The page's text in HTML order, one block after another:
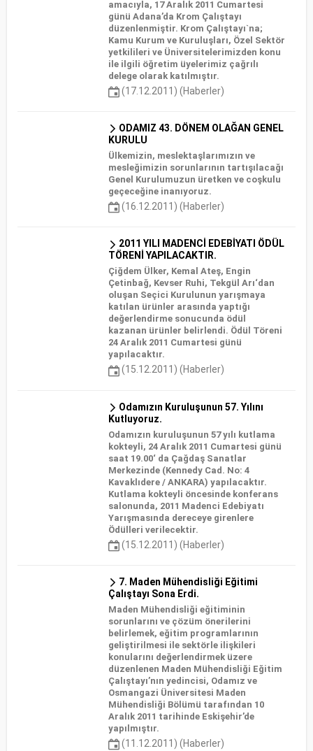
amacıyla, 17 Aralık 2011 Cumartesi
günü Adana’da Krom Çalıştayı
düzenlenmiştir. Krom Çalıştayı`na;
Kamu Kurum ve Kuruluşları, Özel Sektör
yetkilileri ve Üniversitelerimizden konu
ile ilgili öğretim üyelerimiz çağrılı
delege olarak katılmıştır.
(17.12.2011) (Haberler)
ODAMIZ 43. DÖNEM OLAĞAN GENEL
KURULU
Ülkemizin, meslektaşlarımızın ve
mesleğimizin sorunlarının tartışılacağı
Genel Kurulumuzun üretken ve coşkulu
geçeceğine inanıyoruz.
(16.12.2011) (Haberler)
2011 YILI MADENCİ EDEBİYATI ÖDÜL
TÖRENİ YAPILACAKTIR.
Çiğdem Ülker, Kemal Ateş, Engin
Çetinbağ, Kevser Ruhi, Tekgül Arı‘dan
oluşan Seçici Kurulunun yarışmaya
katılan ürünler arasında yaptığı
değerlendirme sonucunda ödül
kazanan ürünler belirlendi. Ödül Töreni
24 Aralık 2011 Cumartesi günü
yapılacaktır.
(15.12.2011) (Haberler)
Odamızın Kuruluşunun 57. Yılını
Kutluyoruz.
Odamızın kuruluşunun 57 yılı kutlama
kokteyli, 24 Aralık 2011 Cumartesi günü
saat 19.00‘ da Çağdaş Sanatlar
Merkezinde (Kennedy Cad. No: 4
Kavaklıdere / ANKARA) yapılacaktır.
Kutlama kokteyli öncesinde konferans
salonunda, 2011 Madenci Edebiyatı
Yarışmasında dereceye girenlere
Ödülleri verilecektir.
(15.12.2011) (Haberler)
7. Maden Mühendisliği Eğitimi
Çalıştayı Sona Erdi.
Maden Mühendisliği eğitiminin
sorunlarını ve çözüm önerilerini
belirlemek, eğitim programlarının
geliştirilmesi ile sektörle ilişkileri
konularını değerlendirmek üzere
düzenlenen Maden Mühendisliği Eğitim
Çalıştayı’nın yedincisi, Odamız ve
Osmangazi Üniversitesi Maden
Mühendisliği Bölümü tarafından 10
Aralık 2011 tarihinde Eskişehir’de
yapılmıştır.
(11.12.2011) (Haberler)